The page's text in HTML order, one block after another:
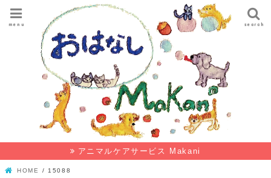
search
menu
アニマルケアサービス Makani
HOME 15088